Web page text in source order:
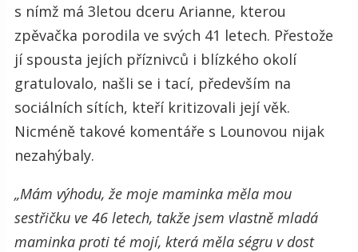
s nímž má 3letou dceru Arianne, kterou
zpěvačka porodila ve svých 41 letech. Přestože
jí spousta jejích příznivců i blízkého okolí
gratulovalo, našli se i tací, především na
sociálních sítích, kteří kritizovali její věk.
Nicméně takové komentáře s Lounovou nijak
nezahýbaly.
„Mám výhodu, že moje maminka měla mou
sestřičku ve 46 letech, takže jsem vlastně mladá
maminka proti té mojí, která měla ségru v dost